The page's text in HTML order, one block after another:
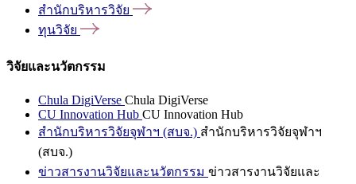
สำนักบริหารวิจัย
ทุนวิจัย
วิจัยและนวัตกรรม
Chula DigiVerse Chula DigiVerse
CU Innovation Hub CU Innovation Hub
สำนักบริหารวิจัยจุฬาฯ (สบจ.) สำนักบริหารวิจัยจุฬาฯ
(สบจ.)
ข่าวสารงานวิจัยและนวัตกรรม ข่าวสารงานวิจัยและ